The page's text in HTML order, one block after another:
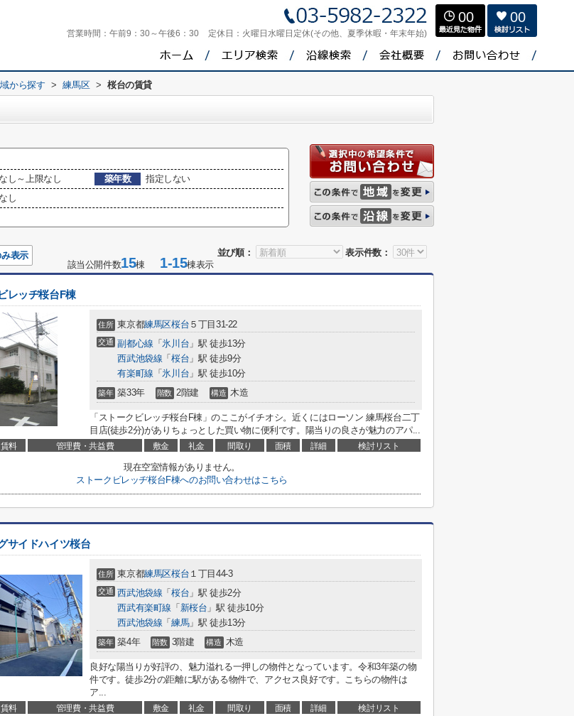
営業時間： 午前9：30～午後6：30 定休日： 火曜日水曜日定休(その他、夏季休暇・年末年始)
00 00
から探す > 練馬区 > 桜台の賃貸
し～上限なし 築年数
指定しない
し
並び順： 表示件数：
表示
該当公開件数15棟 1-15棟表示
レッヂ桜台F棟
住所 東京都練馬区桜台 ５丁目31-22
交通 副都心線 「氷川台 」駅 徒歩13分
西武池袋線 「 桜台 」駅 徒歩9分
有楽町線 「氷川台 」駅 徒歩10分
築年 築33年 階数 2階建 構造 木造
「ストークビレッヂ桜台F棟」のここがイチオシ。近くにはローソン 練馬桜台二丁
目店(徒歩2分)がありちょっとした買い物に便利です。陽当りの良さが魅力のアパ...
賃料 管理費・共益費 敷金 礼金 間取り 面積 詳細 検討リスト
現在空室情報がありません。
ストークビレッヂ桜台F棟へのお問い合わせはこちら
サイドハイツ桜台
住所 東京都練馬区桜台 １丁目44-3
交通 西武池袋線 「 桜台 」駅 徒歩2分
西武有楽町線 「 新桜台 」駅 徒歩10分
西武池袋線 「 練馬」駅 徒歩13分
築年 築4年 階数 3階建 構造 木造
良好な陽当りが好評の、魅力溢れる一押しの物件となっています。令和3年築の物
件です。徒歩2分の距離に駅がある物件で、アクセス良好です。こちらの物件は
ア...
賃料 管理費・共益費 敷金 礼金 間取り 面積 詳細 検討リスト